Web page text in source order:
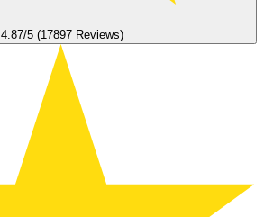
4.87/5 (17897 Reviews)